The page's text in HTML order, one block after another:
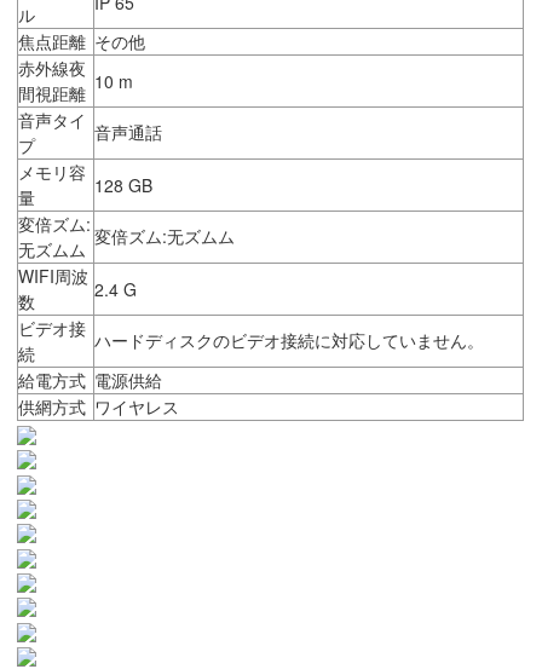
ル
焦点距離 その他
赤外線夜
間視距離 10 m
音声タイ
プ
音声通話
メモリ容
量
128 GB
変倍ズム:
无ズムム
変倍ズム:无ズムム
WIFI周波
数
2.4 G
ビデオ接
続
ハードディスクのビデオ接続に対応していません。
給電方式 電源供給
供網方式 ワイヤレス